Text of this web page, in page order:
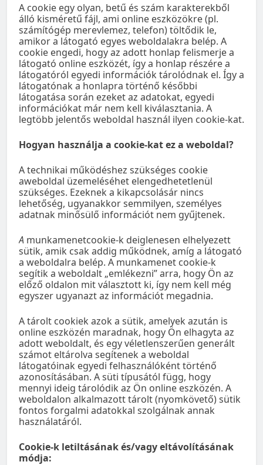
A cookie egy olyan, betű és szám karakterekből
álló kisméretű fájl, ami online eszközökre (pl.
számítógép merevlemez, telefon) töltődik le,
amikor a látogató egyes weboldalakra belép. A
cookie engedi, hogy az adott honlap felismerje a
látogató online eszközét, így a honlap részére a
látogatóról egyedi információk tárolódnak el. Így a
látogatónak a honlapra történő későbbi
látogatása során ezeket az adatokat, egyedi
információkat már nem kell kiválasztania. A
legtöbb jelentős weboldal használ ilyen cookie-kat.
Hogyan használja a cookie-kat ez a weboldal?
A technikai működéshez szükséges cookie
aweboldal üzemeléséhet elengedhetetlenül
szükséges. Ezeknek a kikapcsolásár nincs
lehetőség, ugyanakkor semmilyen, személyes
adatnak minősülő információt nem gyűjtenek.
A munkamenetcookie-k deiglenesen elhelyezett
sütik, amik csak addig működnek, amíg a látogató
a weboldalra belép. A munkamenet cookie-k
segítik a weboldalt „emlékezni” arra, hogy Ön az
előző oldalon mit választott ki, így nem kell még
egyszer ugyanazt az információt megadnia.
A tárolt cookiek azok a sütik, amelyek azután is
online eszközén maradnak, hogy Ön elhagyta az
adott weboldalt, és egy véletlenszerűen generált
számot eltárolva segítenek a weboldal
látogatóinak egyedi felhasználóként történő
azonosításában. A süti típusától függ, hogy
mennyi ideig tárolódik az Ön online eszközén. A
weboldalon alkalmazott tárolt (nyomkövető) sütik
fontos forgalmi adatokkal szolgálnak annak
használatáról.
Cookie-k letiltásának és/vagy eltávolításának
módja: